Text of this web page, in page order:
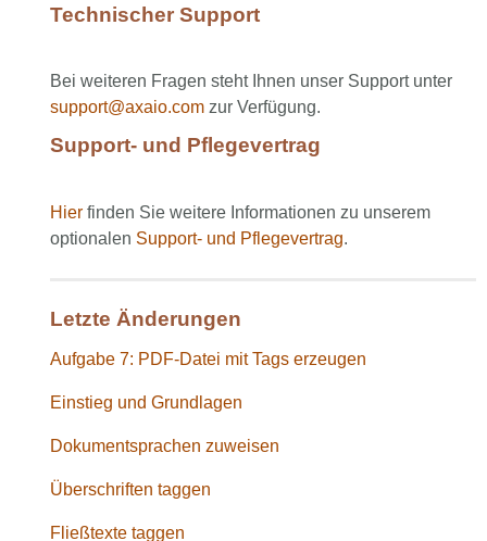
Technischer Support
Bei weiteren Fragen steht Ihnen unser Support unter
support@axaio.com zur Verfügung.
Support- und Pflegevertrag
Hier finden Sie weitere Informationen zu unserem
optionalen Support- und Pflegevertrag.
Letzte Änderungen
Aufgabe 7: PDF-Datei mit Tags erzeugen
Einstieg und Grundlagen
Dokumentsprachen zuweisen
Überschriften taggen
Fließtexte taggen